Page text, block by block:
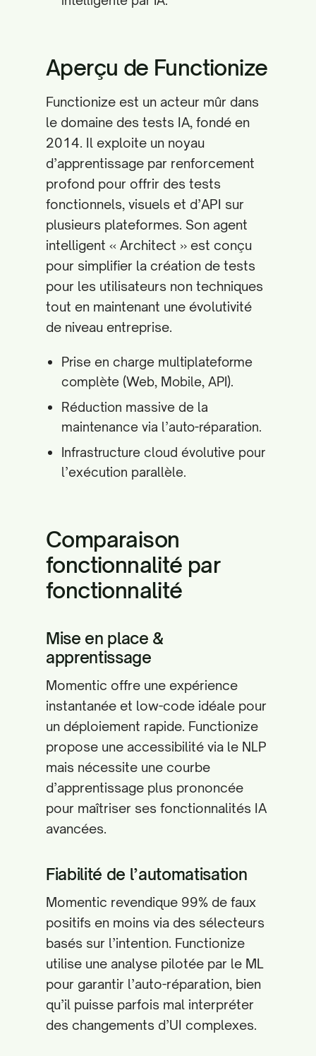
Aperçu de Functionize
Functionize est un acteur mûr dans
le domaine des tests IA, fondé en
2014. Il exploite un noyau
d’apprentissage par renforcement
profond pour offrir des tests
fonctionnels, visuels et d’API sur
plusieurs plateformes. Son agent
intelligent « Architect » est conçu
pour simplifier la création de tests
pour les utilisateurs non techniques
tout en maintenant une évolutivité
de niveau entreprise.
Prise en charge multiplateforme
complète (Web, Mobile, API).
Réduction massive de la
maintenance via l’auto-réparation.
Infrastructure cloud évolutive pour
l’exécution parallèle.
Comparaison
fonctionnalité par
fonctionnalité
Mise en place &
apprentissage
Momentic offre une expérience
instantanée et low-code idéale pour
un déploiement rapide. Functionize
propose une accessibilité via le NLP
mais nécessite une courbe
d’apprentissage plus prononcée
pour maîtriser ses fonctionnalités IA
avancées.
Fiabilité de l’automatisation
Momentic revendique 99% de faux
positifs en moins via des sélecteurs
basés sur l’intention. Functionize
utilise une analyse pilotée par le ML
pour garantir l’auto-réparation, bien
qu’il puisse parfois mal interpréter
des changements d’UI complexes.